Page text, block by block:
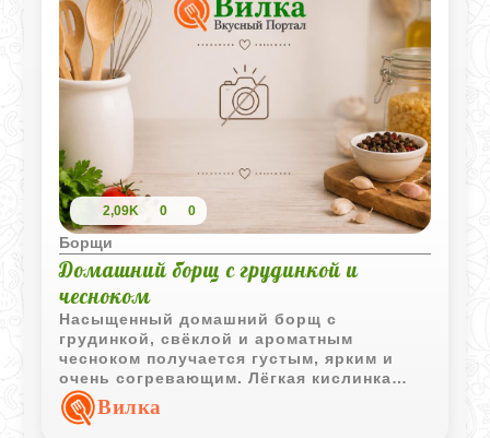
2,09K 0 0
Борщи
Домашний борщ с грудинкой и
чесноком
Насыщенный домашний борщ с
грудинкой, свёклой и ароматным
чесноком получается густым, ярким и
очень согревающим. Лёгкая кислинка
томата и пряности делают вкус борща
особенно выразительным.
Вилка